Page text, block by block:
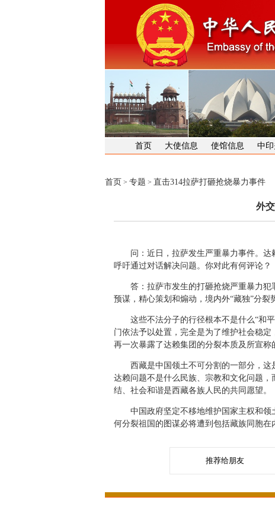
首页 大使信息 使馆信息 中
首页 > 专题 > 直击314拉萨打砸抢烧暴力事件
外
问：近日，拉萨发生严重暴力事件。达赖
呼吁通过对话解决问题。你对此有何评论？
答：拉萨市发生的打砸抢烧严重暴力犯
预谋，精心策划和煽动，境内外“藏独”分裂
这些不法分子的行径根本不是什么“和平
门依法予以处置，完全是为了维护社会稳
再一次暴露了达赖集团的分裂本质及所宣称
西藏是中国领土不可分割的一部分，这是
达赖问题不是什么民族、宗教和文化问题
结、社会和谐是西藏各族人民的共同愿望。
中国政府坚定不移地维护国家主权和领
何分裂祖国的图谋必将遭到包括藏族同胞在
推荐给朋友